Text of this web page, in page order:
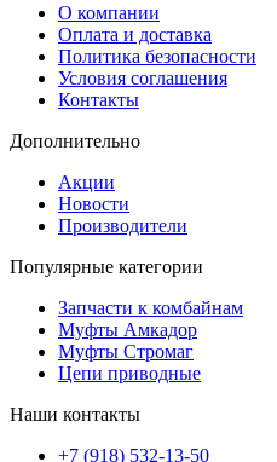
О компании
Оплата и доставка
Политика безопасности
Условия соглашения
Контакты
Дополнительно
Акции
Новости
Производители
Популярные категории
Запчасти к комбайнам
Муфты Амкадор
Муфты Стромаг
Цепи приводные
Наши контакты
+7 (918) 532-13-50